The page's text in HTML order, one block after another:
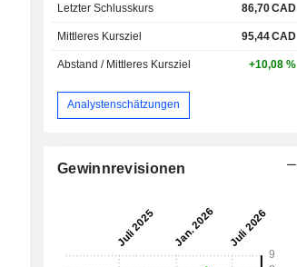
Letzter Schlusskurs 86,70CAD
Mittleres Kursziel 95,44CAD
Abstand / Mittleres Kursziel +10,08 %
Analystenschätzungen
Gewinnrevisionen